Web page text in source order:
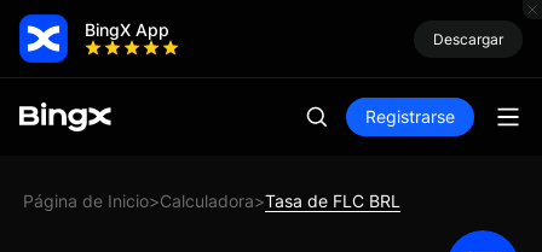
BingX App Descargar
Registrarse
Página de Inicio>Calculadora>Tasa de FLC BRL